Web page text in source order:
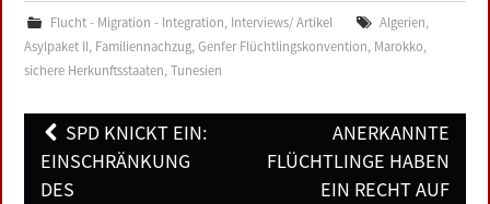
Flucht - Migration - Integration, Interviews/ Artikel Algerien,
Asylpaket II, Familiennachzug,Genfer Flüchtlingskonvention, Marokko,
sichere Herkunftsstaaten,Tunesien
Post
navigation
SPD KNICKT EIN:
EINSCHRÄNKUNG
DES
ANERKANNTE
FLÜCHTLINGE HABEN
EIN RECHT AUF